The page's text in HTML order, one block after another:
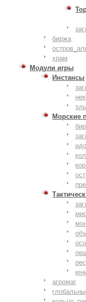
биржа
храм
Модули игры
Инстансы
Морские
агромаг